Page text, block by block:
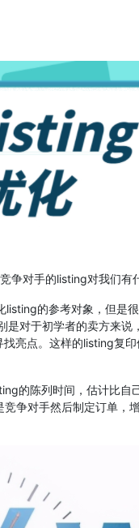
争对手的listing对我们有
的参考对象，但是
对于初学者的卖方来说
亮点。这样的listing复
的陈列时间，估计比自
争对手然后制定订单，